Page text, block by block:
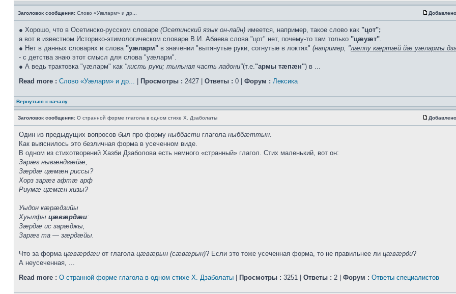
Заголовок сообщения: Слово «Уæларм» и др...
● Хорошо, что в Осетинско-русском словаре (Осетинский язык он-лайн) имеется, например, такое слово как "цот";
а вот в известном Историко-этимологическом словаре В.И. Абаева слова "цот" нет, почему-то там только "цæуæт".
● Нет в данных словарях и слова "уæларм" в значении "вытянутые руки, согнутые в локтях" (например, "лæппу кæртæй йæ уæлармы
- с детства знаю этот смысл для слова "уæларм".
● А ведь трактовка "уæларм" как "кисть руки; тыльная часть ладони"(т.е."армы тæпæн") в ...
Read more : Слово «Уæларм» и др... Просмотры : 2427 | Ответы : 0 | Форум : Лексика
Вернуться к началу
Заголовок сообщения: О странной форме глагола в одном стихе Х. Дзаболаты
Один из предыдущих вопросов был про форму ныббасти глагола ныббæттын.
Как выяснилось это безличная форма в усеченном виде.
В одном из стихотворений Хазби Дзаболова есть немного «странный» глагол. Стих маленький, вот он:
Зарæг нывæндгæйæ,
Зæрдæ цæмæн риссы?
Хорз зарæг афтæ арф
Риумæ цæмæн хизы?
Уыдон кæрæдзийы
Хуылфы цæвæрдæи:
Зæрдæ ис зарæджы,
Зарæг та — зæрдæйы.
Что за формацæвæрдæи от глагола цæвæрын (сæвæрын)? Если это тоже усеченная форма, то не правильнее ли цæвæрди?
А неусеченная, ...
Read more : О странной форме глагола в одном стихе Х. Дзаболаты Просмотры : 3251 | Ответы : 2 | Форум : Ответы специалистов